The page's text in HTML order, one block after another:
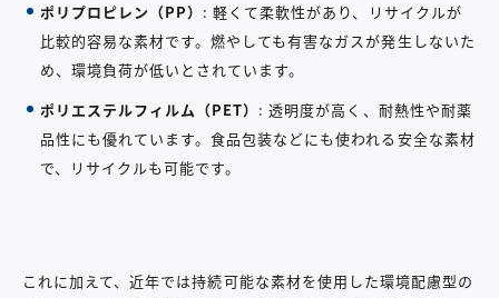
ポリプロピレン（PP） : 軽くて柔軟性があり、リサイクルが
比較的容易な素材です。燃やしても有害なガスが発生しないた
め、環境負荷が低いとされています。
ポリエステルフィルム（PET） : 透明度が高く、耐熱性や耐薬
品性にも優れています。食品包装などにも使われる安全な素材
で、リサイクルも可能です。
これに加えて、近年では持続可能な素材を使用した環境配慮型の